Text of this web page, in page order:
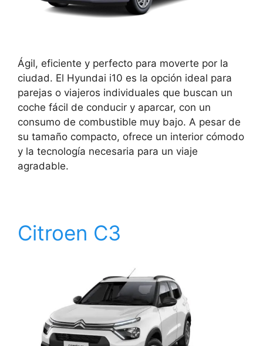
Ágil, eficiente y perfecto para moverte por la
ciudad. El Hyundai i10 es la opción ideal para
parejas o viajeros individuales que buscan un
coche fácil de conducir y aparcar, con un
consumo de combustible muy bajo. A pesar de
su tamaño compacto, ofrece un interior cómodo
y la tecnología necesaria para un viaje
agradable.
Citroen C3